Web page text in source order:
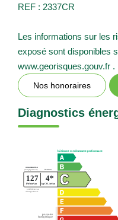
REF : 2337CR
Les informations sur les
exposé sont disponibles
www.georisques.gouv.fr .
Nos honoraires
Diagnostics